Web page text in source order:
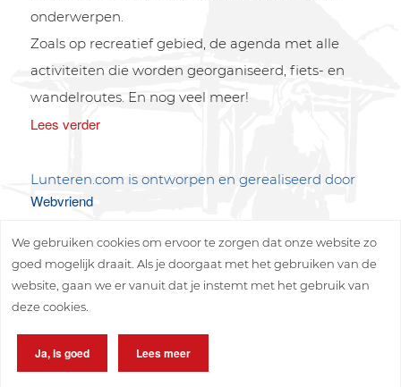
onderwerpen.
Zoals op recreatief gebied, de agenda met alle
activiteiten die worden georganiseerd, fiets- en
wandelroutes. En nog veel meer!
Lees verder
Lunteren.com is ontworpen en gerealiseerd door
Webvriend
We gebruiken cookies om ervoor te zorgen dat onze website zo
goed mogelijk draait. Als je doorgaat met het gebruiken van de
website, gaan we er vanuit dat je instemt met het gebruik van
deze cookies.
Ja, is goed Lees meer